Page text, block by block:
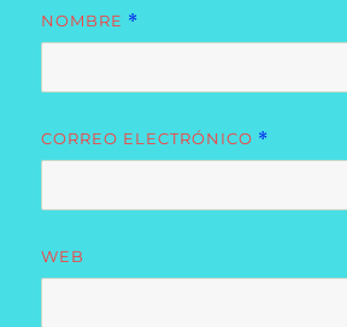
NOMBRE *
CORREO ELECTRÓNICO *
WEB